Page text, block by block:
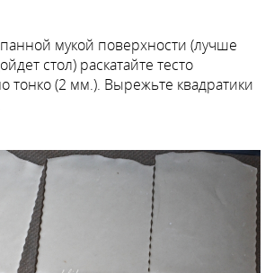
мукой поверхности (лучше
стол) раскатайте тесто
тонко (2 мм.). Вырежьте квадратики